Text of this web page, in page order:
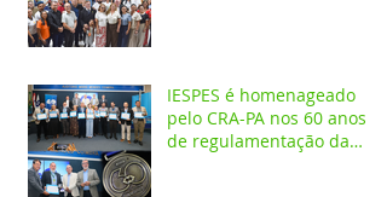
IESPES é homenageado
pelo CRA-PA nos 60 anos
de regulamentação da